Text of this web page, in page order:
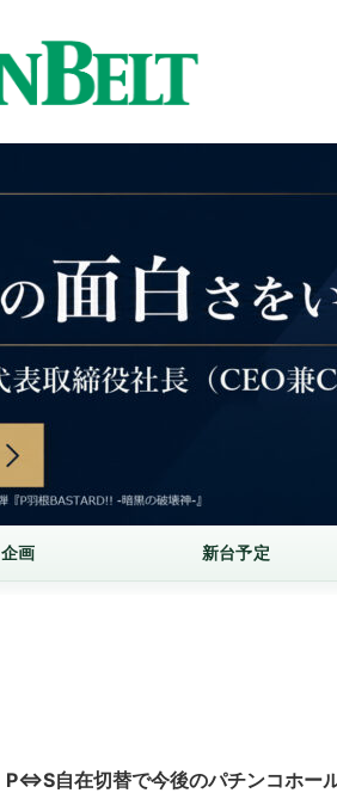
企画 新台予定
P⇔S自在切替で今後のパチンコホー